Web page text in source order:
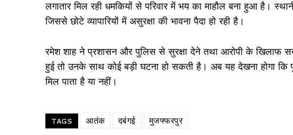
लगातार मिल रही धमकियों से परिवार में भय का माहौल बना हुआ है।
जिससे छोटे व्यापारियों में असुरक्षा की भावना पैदा हो रही है।
रमेश शाह ने प्रशासन और पुलिस से सुरक्षा देने तथा आरोपी के खिलाफ
हुई तो उनके साथ कोई बड़ी घटना हो सकती है। अब यह देखना होगा कि
मिल पाता है या नहीं।
TAGS आतंक दबंगई मुजफ्फरपुर